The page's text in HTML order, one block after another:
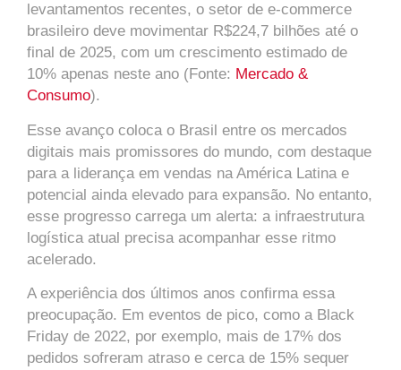
levantamentos recentes, o setor de e-commerce
brasileiro deve movimentar R$224,7 bilhões até o
final de 2025, com um crescimento estimado de
10% apenas neste ano (Fonte: Mercado &
Consumo).
Esse avanço coloca o Brasil entre os mercados
digitais mais promissores do mundo, com destaque
para a liderança em vendas na América Latina e
potencial ainda elevado para expansão. No entanto,
esse progresso carrega um alerta: a infraestrutura
logística atual precisa acompanhar esse ritmo
acelerado.
A experiência dos últimos anos confirma essa
preocupação. Em eventos de pico, como a Black
Friday de 2022, por exemplo, mais de 17% dos
pedidos sofreram atraso e cerca de 15% sequer